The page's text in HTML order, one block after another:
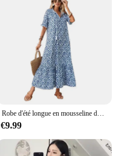
Robe d'été longue en mousseline de soie pour femmes, col en V, manches courtes, motif Floral, fluide, ligne A, style Boho, volants, balançoire à plusieurs niveaux, robes de plage
€9.99